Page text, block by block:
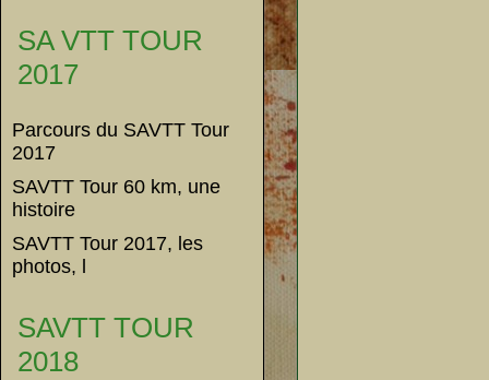
SA VTT TOUR
2017
Parcours du SAVTT Tour
2017
SAVTT Tour 60 km, une
histoire
SAVTT Tour 2017, les
photos, l
SAVTT TOUR
2018